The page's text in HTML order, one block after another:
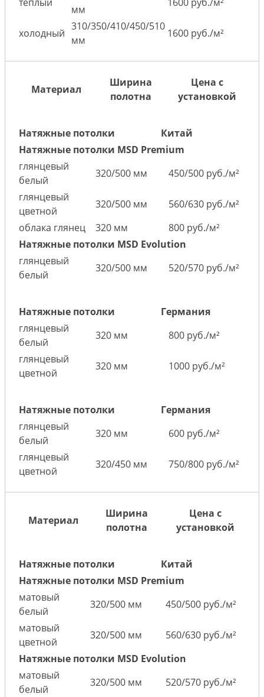
мм
холодный
310/350/410/450/510
мм
1600 руб./м²
Материал
Ширина
полотна
Цена с
установкой
Натяжные потолки
Китай
Натяжные потолки MSD Premium
глянцевый
белый
320/500 мм
450/500 руб./м²
глянцевый
цветной
320/500 мм
560/630 руб./м²
облака глянец
320 мм
800 руб./м²
Натяжные потолки MSD Evolution
глянцевый
белый
320/500 мм 520/570 руб./м²
Натяжные потолки
Германия
глянцевый
белый
320 мм
800 руб./м²
глянцевый
цветной
320 мм 1000 руб./м²
Натяжные потолки
Германия
глянцевый
белый
320 мм
600 руб./м²
глянцевый
цветной
320/450 мм 750/800 руб./м²
Материал
Ширина
полотна
Цена с
установкой
Натяжные потолки
Китай
Натяжные потолки MSD Premium
матовый
белый
320/500 мм
450/500 руб./м²
матовый
цветной
320/500 мм
560/630 руб./м²
Натяжные потолки MSD Evolution
матовый
белый
320/500 мм
520/570 руб./м²